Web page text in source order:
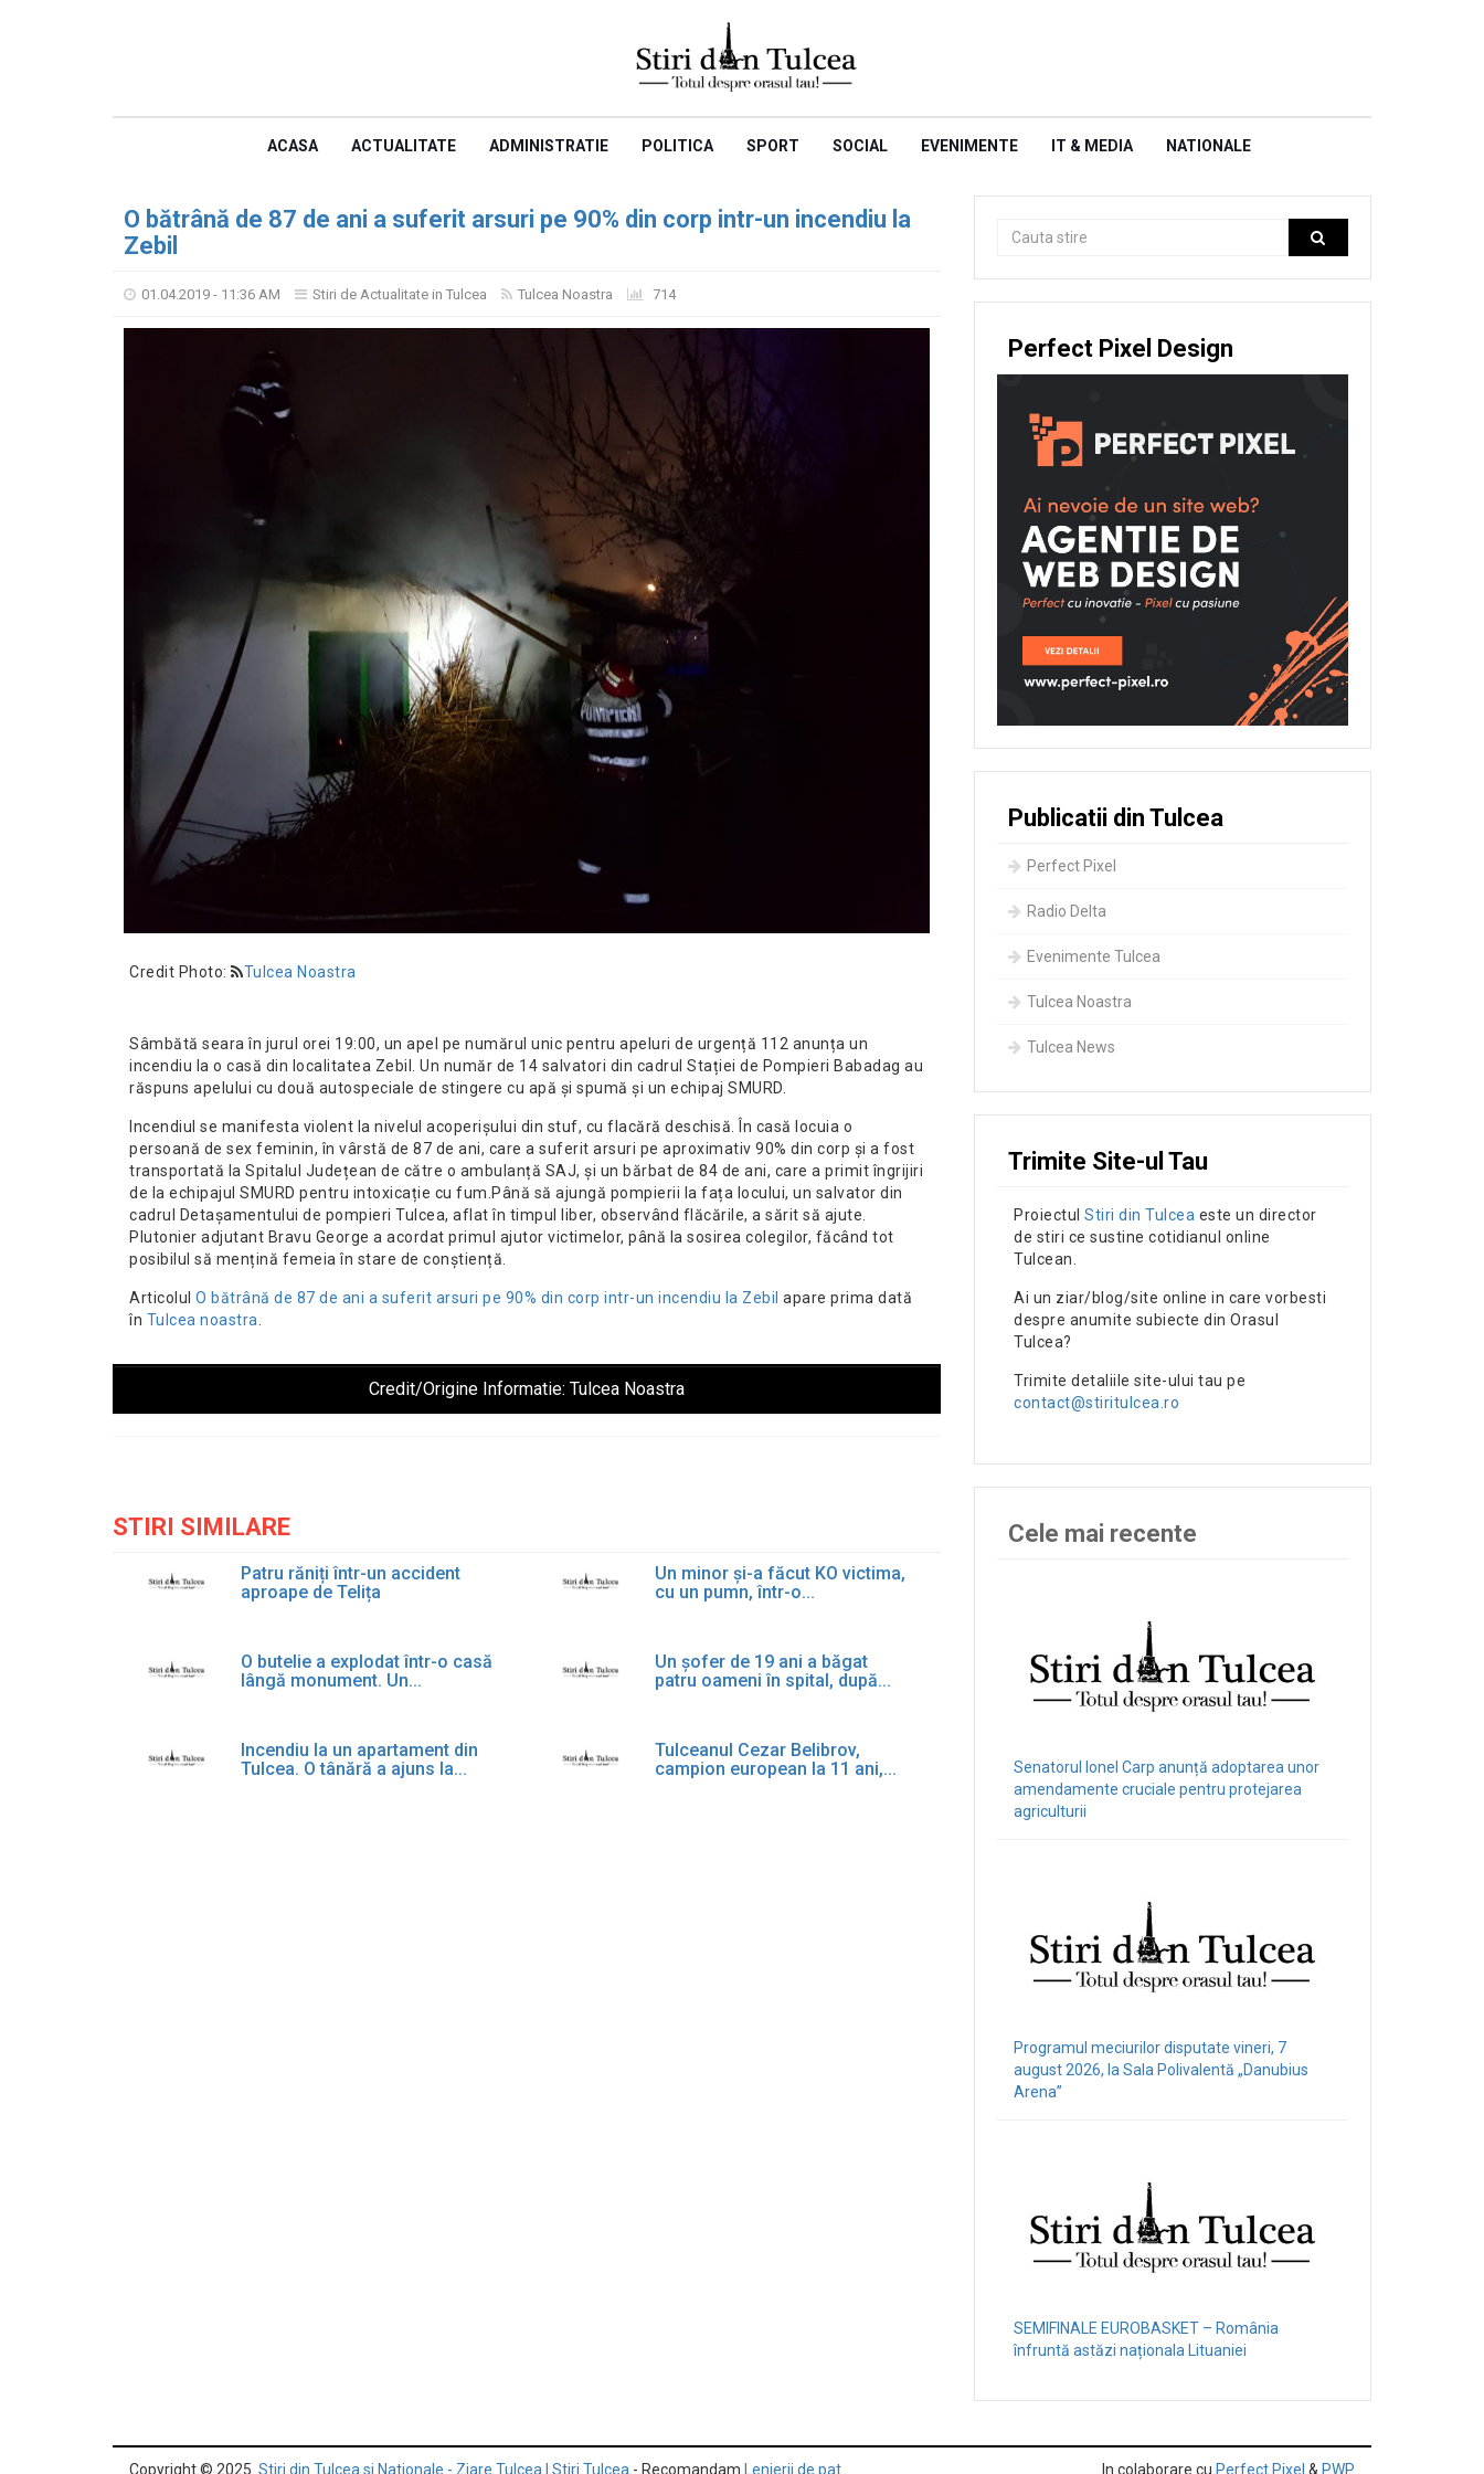
ACASA ACTUALITATE ADMINISTRATIE POLITICA SPORT SOCIAL EVENIMENTE IT & MEDIA NATIONALE
O bătrână de 87 de ani a suferit arsuri pe 90% din corp intr-un incendiu la
Zebil
01.04.2019 - 11:36 AM Stiri de Actualitate in Tulcea Tulcea Noastra 714
Credit Photo: Tulcea Noastra
Sâmbătă seara în jurul orei 19:00, un apel pe numărul unic pentru apeluri de urgență 112 anunța un
incendiu la o casă din localitatea Zebil. Un număr de 14 salvatori din cadrul Stației de Pompieri Babadag au
răspuns apelului cu două autospeciale de stingere cu apă și spumă și un echipaj SMURD.
Incendiul se manifesta violent la nivelul acoperișului din stuf, cu flacără deschisă. În casă locuia o
persoană de sex feminin, în vârstă de 87 de ani, care a suferit arsuri pe aproximativ 90% din corp și a fost
transportată la Spitalul Județean de către o ambulanță SAJ, și un bărbat de 84 de ani, care a primit îngrijiri
de la echipajul SMURD pentru intoxicație cu fum.Până să ajungă pompierii la fața locului, un salvator din
cadrul Detașamentului de pompieri Tulcea, aflat în timpul liber, observând flăcările, a sărit să ajute.
Plutonier adjutant Bravu George a acordat primul ajutor victimelor, până la sosirea colegilor, făcând tot
posibilul să mențină femeia în stare de conștiență.
Articolul O bătrână de 87 de ani a suferit arsuri pe 90% din corp intr-un incendiu la Zebil apare prima dată
în Tulcea noastra
Credit/Origine Informatie: Tulcea Noastra
STIRI SIMILARE
Patru răniți într-un accident
aproape de Telița
Un minor și-a făcut KO victima,
cu un pumn, într-o...
O butelie a explodat într-o casă
lângă monument. Un...
Un șofer de 19 ani a băgat
patru oameni în spital, după...
Incendiu la un apartament din
Tulcea. O tânără a ajuns la...
Tulceanul Cezar Belibrov,
campion european la 11 ani,...
Perfect Pixel Design
Publicatii din Tulcea
Perfect Pixel
Radio Delta
Evenimente Tulcea
Tulcea Noastra
Tulcea News
Trimite Site-ul Tau
Proiectul Stiri din Tulcea este un director
de stiri ce sustine cotidianul online
Tulcean.
Ai un ziar/blog/site online in care vorbesti
despre anumite subiecte din Orasul
Tulcea?
Trimite detaliile site-ului tau pe
contact@stiritulcea.ro
Cele mai recente
Senatorul Ionel Carp anunță adoptarea unor
amendamente cruciale pentru protejarea
agriculturii
Programul meciurilor disputate vineri, 7
august 2026, la Sala Polivalentă „Danubius
Arena”
SEMIFINALE EUROBASKET – România
înfruntă astăzi naționala Lituaniei
Copyright © 2025. Stiri din Tulcea si Nationale - Ziare Tulcea | Stiri Tulcea - Recomandam Lenjerii de pat In colaborare cu Perfect Pixel & PWP